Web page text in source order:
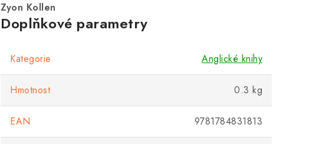
Zyon Kollen
Doplňkové parametry
Kategorie Anglické knihy
Hmotnost 0.3 kg
EAN 9781784831813